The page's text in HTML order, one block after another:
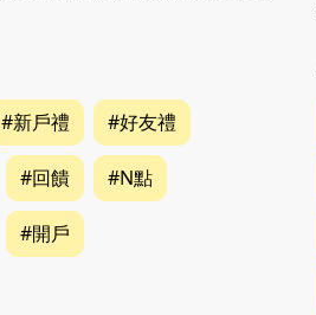
#新戶禮 #好友禮
#回饋 #N點
#開戶